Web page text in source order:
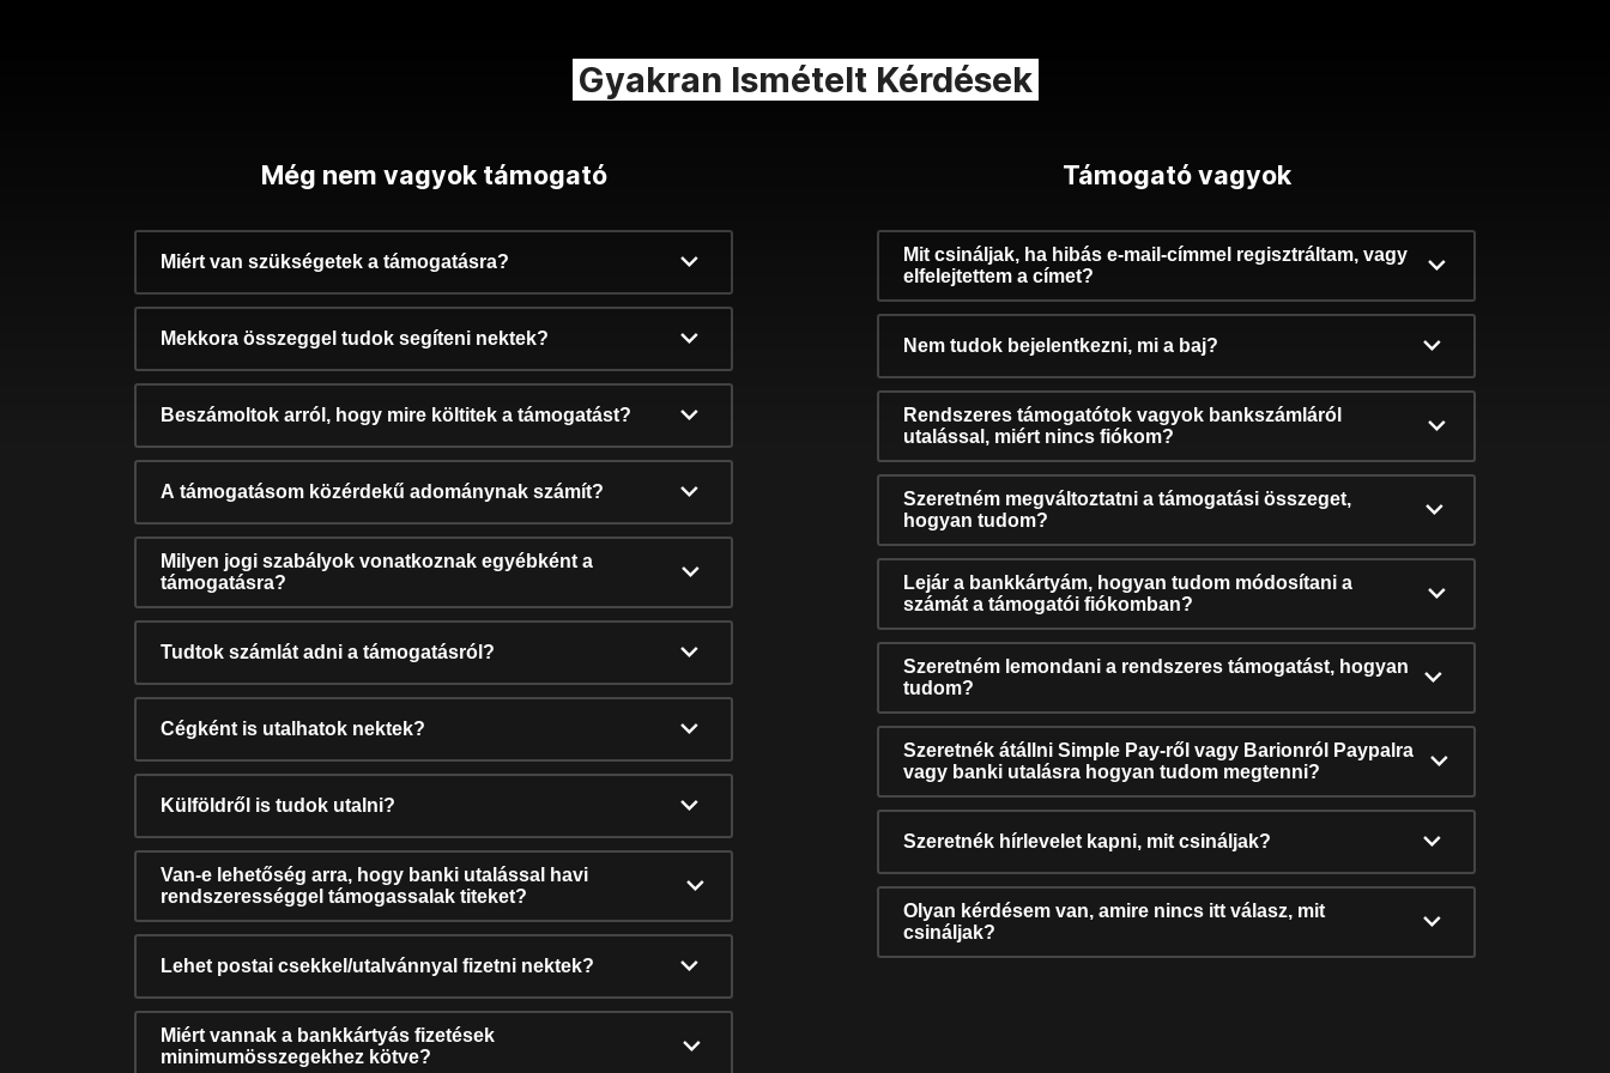
Gyakran Ismételt Kérdések
Még nem vagyok támogató
Miért van szükségetek a támogatásra?
Mekkora összeggel tudok segíteni nektek?
Beszámoltok arról, hogy mire költitek a támogatást?
A támogatásom közérdekű adománynak számít?
Milyen jogi szabályok vonatkoznak egyébként a
támogatásra?
Tudtok számlát adni a támogatásról?
Cégként is utalhatok nektek?
Külföldről is tudok utalni?
Van-e lehetőség arra, hogy banki utalással havi
rendszerességgel támogassalak titeket?
Lehet postai csekkel/utalvánnyal fizetni nektek?
Miért vannak a bankkártyás fizetések
minimumösszegekhez kötve?
Támogató vagyok
Mit csináljak, ha hibás e-mail-címmel regisztráltam, vagy
elfelejtettem a címet?
Nem tudok bejelentkezni, mi a baj?
Rendszeres támogatótok vagyok bankszámláról
utalással, miért nincs fiókom?
Szeretném megváltoztatni a támogatási összeget,
hogyan tudom?
Lejár a bankkártyám, hogyan tudom módosítani a
számát a támogatói fiókomban?
Szeretném lemondani a rendszeres támogatást, hogyan
tudom?
Szeretnék átállni Simple Pay-ről vagy Barionról Paypalra
vagy banki utalásra hogyan tudom megtenni?
Szeretnék hírlevelet kapni, mit csináljak?
Olyan kérdésem van, amire nincs itt válasz, mit
csináljak?